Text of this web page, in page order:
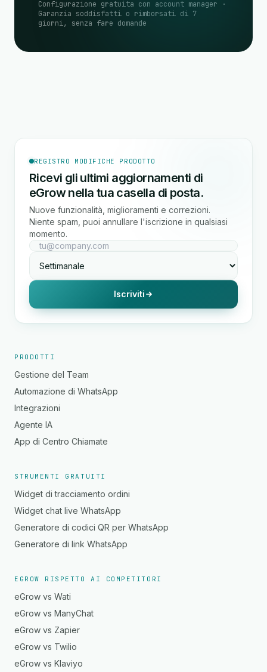
Configurazione gratuita con account manager ·
Garanzia soddisfatti o rimborsati di 7
giorni, senza fare domande
REGISTRO MODIFICHE PRODOTTO
Ricevi gli ultimi aggiornamenti di
eGrow nella tua casella di posta.
Nuove funzionalità, miglioramenti e correzioni.
Niente spam, puoi annullare l'iscrizione in qualsiasi
momento.
Iscriviti
PRODOTTI
Gestione del Team
Automazione di WhatsApp
Integrazioni
Agente IA
App di Centro Chiamate
STRUMENTI GRATUITI
Widget di tracciamento ordini
Widget chat live WhatsApp
Generatore di codici QR per WhatsApp
Generatore di link WhatsApp
EGROW RISPETTO AI COMPETITORI
eGrow vs Wati
eGrow vs ManyChat
eGrow vs Zapier
eGrow vs Twilio
eGrow vs Klaviyo